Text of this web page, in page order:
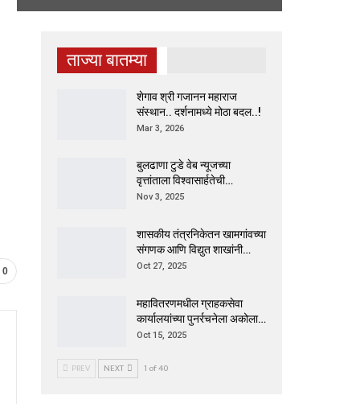
0
ताज्या बातम्या
शेगाव श्री गजानन महाराज
संस्थान.. दर्शनामध्ये मोठा बदल..!
Mar 3, 2026
बुलढाणा टुडे वेब न्यूजच्या
वृत्तांताला विश्वासार्हतेची…
Nov 3, 2025
शासकीय तंत्रनिकेतन खामगांवच्या
संगणक आणि विद्युत शाखांनी…
Oct 27, 2025
महावितरणमधील ग्राहकसेवा
कार्यालयांच्या पुनर्रचनेला अकोला…
Oct 15, 2025
PREV NEXT 1 of 40